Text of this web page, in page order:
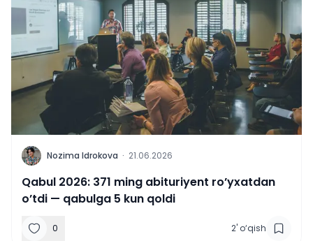
N Nozima Idrokova · 21.06.2026
Qabul 2026: 371 ming abituriyent ro’yxatdan
o’tdi — qabulga 5 kun qoldi
0 2' o‘qish